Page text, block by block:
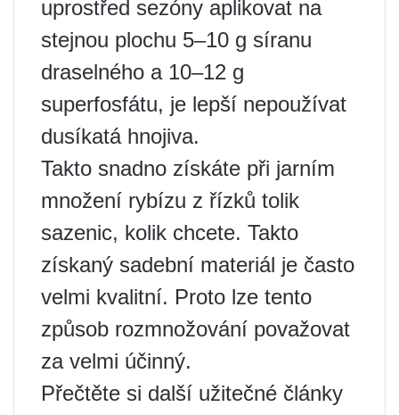
uprostřed sezóny aplikovat na
stejnou plochu 5–10 g síranu
draselného a 10–12 g
superfosfátu, je lepší nepoužívat
dusíkatá hnojiva.
Takto snadno získáte při jarním
množení rybízu z řízků tolik
sazenic, kolik chcete. Takto
získaný sadební materiál je často
velmi kvalitní. Proto lze tento
způsob rozmnožování považovat
za velmi účinný.
Přečtěte si další užitečné články